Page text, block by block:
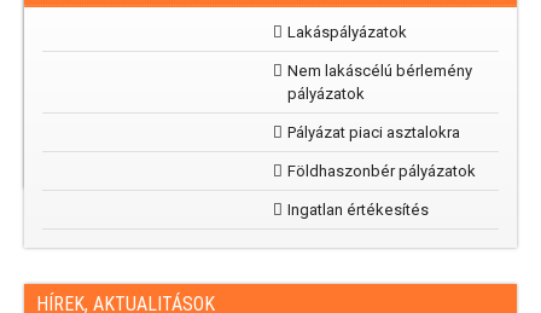
parkunk, mi
Lakáspályázatok
Nem lakáscélú bérlemény
pályázatok
Pályázat piaci asztalokra
Földhaszonbér pályázatok
Ingatlan értékesítés
HÍREK, AKTUALITÁSOK